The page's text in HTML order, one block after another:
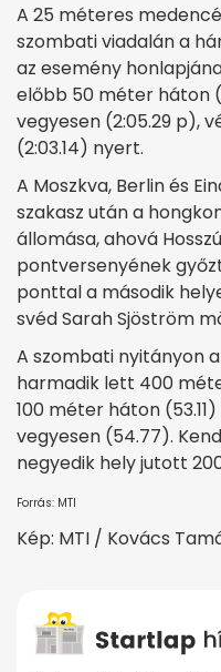
A 25 méteres
szombati viadalán a
az esemény
előbb 50 méter háton
vegyesen (2:05.29 p),
(2:03.14) nyert.
A Moszkva, Berlin és
szakasz után a
állomása, ahová
pontversenyének
ponttal a második
svéd Sarah Sjöström
A szombati nyitányon
harmadik lett 400
100 méter háton
vegyesen (54.77).
negyedik hely jutott
Forrás: MTI
Kép: MTI / Kovács